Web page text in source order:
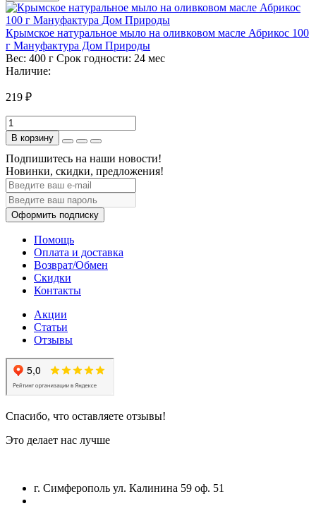
Крымское натуральное мыло на оливковом масле Абрикос 100
г Мануфактура Дом Природы
Вес: 400 г Срок годности: 24 мес
Наличие:
219 ₽
В корзину
Подпишитесь на наши новости!
Новинки, скидки, предложения!
Оформить подписку
Помощь
Оплата и доставка
Возврат/Обмен
Скидки
Контакты
Акции
Статьи
Отзывы
Спасибо, что оставляете отзывы!
Это делает нас лучше
г. Симферополь ул. Калинина 59 оф. 51